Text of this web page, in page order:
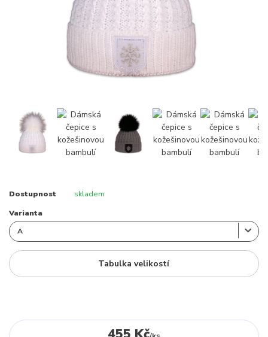
Dostupnost skladem
Varianta
Tabulka velikostí